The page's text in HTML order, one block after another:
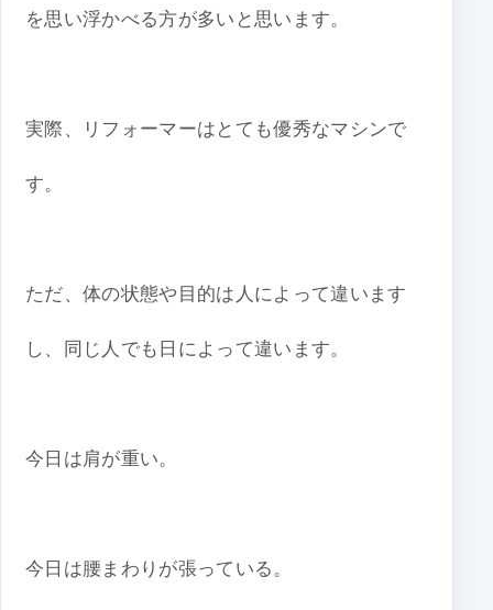
を思い浮かべる方が多いと思います。
実際、リフォーマーはとても優秀なマシンで
す。
ただ、体の状態や目的は人によって違います
し、同じ人でも日によって違います。
今日は肩が重い。
今日は腰まわりが張っている。